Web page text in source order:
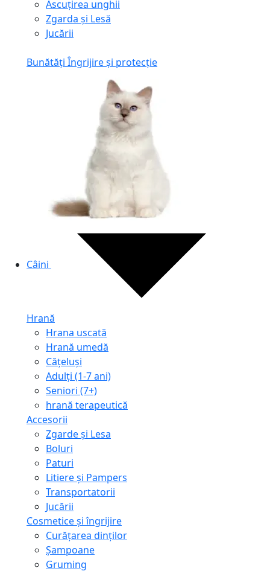
Ascuţirea unghii
Zgarda și Lesă
Jucării
Bunătăți Îngrijire și protecție
Câini
Hrană
Hrana uscată
Hrană umedă
Cățeluși
Adulți (1-7 ani)
Seniori (7+)
hrană terapeutică
Accesorii
Zgarde și Lesa
Boluri
Paturi
Litiere și Pampers
Transportatorii
Jucării
Cosmetice și îngrijire
Curățarea dinților
Șampoane
Gruming